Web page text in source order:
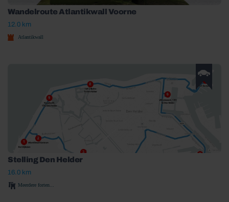
Wandelroute Atlantikwall Voorne
12.0 km
Atlantikwall
Stelling Den Helder
16.0 km
Meerdere forten...